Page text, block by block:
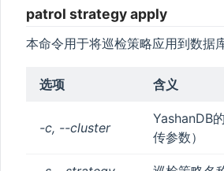
patrol strategy apply
本命令用于将巡检策略应用到数据
选项 含义
-c, --cluster
YashanDB
传参数）